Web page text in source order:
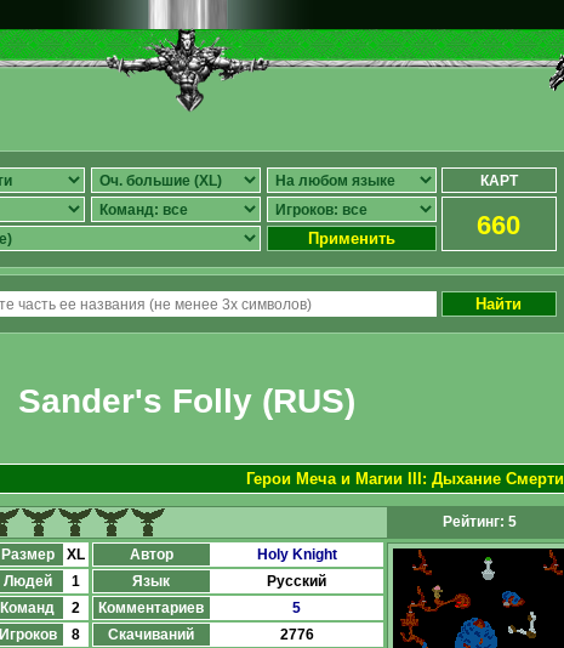
Применить
КАРТ
660
Найти
Sander's Folly (RUS)
Герои Меча и Магии III: Дыхание Смерти
Рейтинг: 5
Размер
XL Автор
Holy Knight
Людей
1 Язык
Русский
Команд
2 Комментариев
5
Игроков
8 Скачиваний
2776